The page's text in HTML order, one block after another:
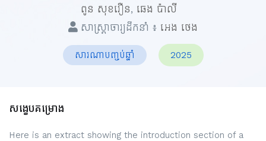
ពូន សុខរឿន​, ឆេង​ ប៉ាលី
សាស្ត្រាចារ្យដឹកនាំ ៖ អេង ថេង
សារណាបញ្ចប់ឆ្នាំ 2025
សង្ខេបគម្រោង
Here is an extract showing the introduction section of a